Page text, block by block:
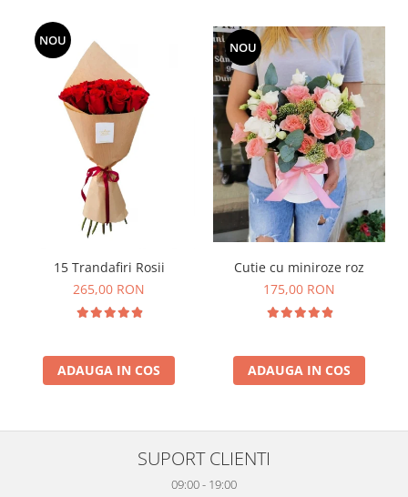
NOU
15 Trandafiri Rosii
265,00 RON
ADAUGA IN COS
NOU
Cutie cu miniroze roz
175,00 RON
ADAUGA IN COS
SUPORT CLIENTI
09:00 - 19:00